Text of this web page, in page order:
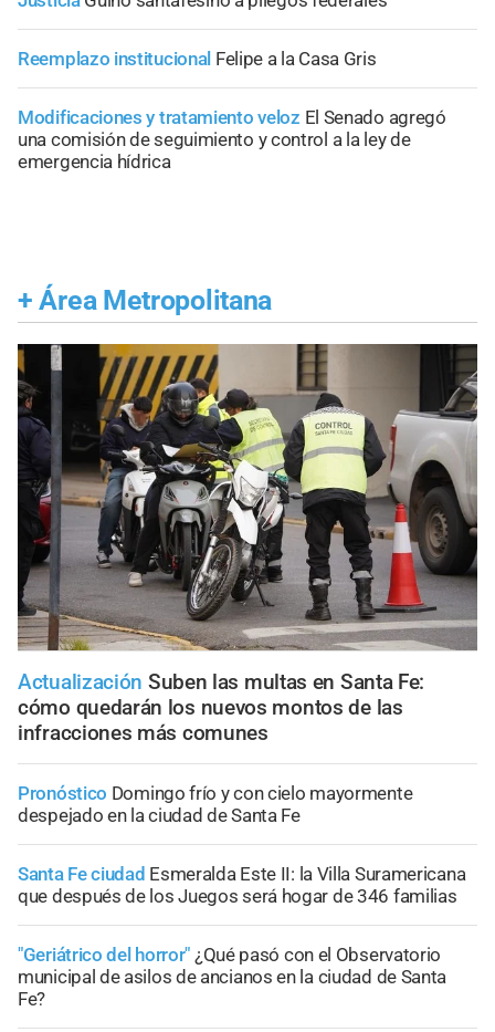
Reemplazo institucional Felipe a la Casa Gris
Modificaciones y tratamiento veloz El Senado agregó
una comisión de seguimiento y control a la ley de
emergencia hídrica
+ Área Metropolitana
Actualización Suben las multas en Santa Fe:
cómo quedarán los nuevos montos de las
infracciones más comunes
Pronóstico Domingo frío y con cielo mayormente
despejado en la ciudad de Santa Fe
Santa Fe ciudad Esmeralda Este II: la Villa Suramericana
que después de los Juegos será hogar de 346 familias
"Geriátrico del horror" ¿Qué pasó con el Observatorio
municipal de asilos de ancianos en la ciudad de Santa
Fe?